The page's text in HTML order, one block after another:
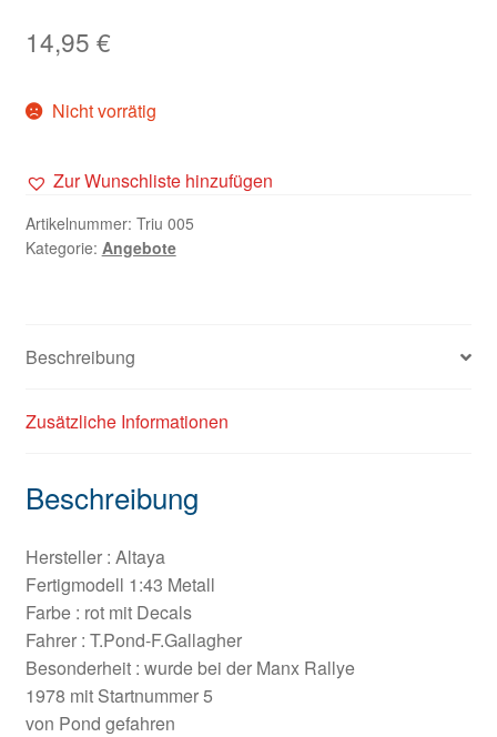
14,95 €
Nicht vorrätig
Zur Wunschliste hinzufügen
Artikelnummer: Triu 005
Kategorie: Angebote
Beschreibung
Zusätzliche Informationen
Beschreibung
Hersteller : Altaya
Fertigmodell 1:43 Metall
Farbe : rot mit Decals
Fahrer : T.Pond-F.Gallagher
Besonderheit : wurde bei der Manx Rallye
1978 mit Startnummer 5
von Pond gefahren